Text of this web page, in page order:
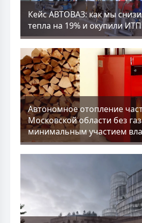
Кейс АВТОВАЗ: как мы
тепла на 19% и окупили
Aвтономное отопление
Московской области без
минимальным участием